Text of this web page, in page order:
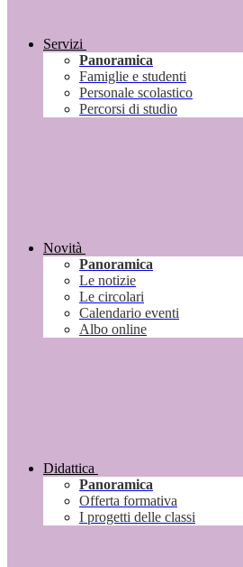
Servizi
Panoramica
Famiglie e studenti
Personale scolastico
Percorsi di studio
Novità
Panoramica
Le notizie
Le circolari
Calendario eventi
Albo online
Didattica
Panoramica
Offerta formativa
I progetti delle classi